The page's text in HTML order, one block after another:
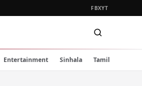
FBXYT
Entertainment Sinhala Tamil